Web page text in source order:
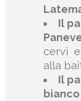
Il
cervi
alla
Il
bianco